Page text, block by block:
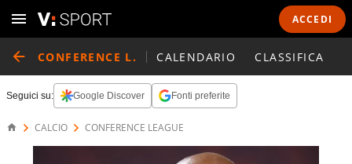
ACCEDI
CONFERENCE L. CALENDARIO CLASSIFICA
Seguici su: Google Discover Fonti preferite
CALCIO CONFERENCE LEAGUE